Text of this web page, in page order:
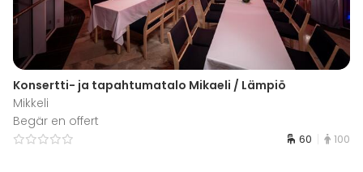
Konsertti- ja tapahtumatalo Mikaeli / Lämpiö
Mikkeli
Begär en offert
60 100